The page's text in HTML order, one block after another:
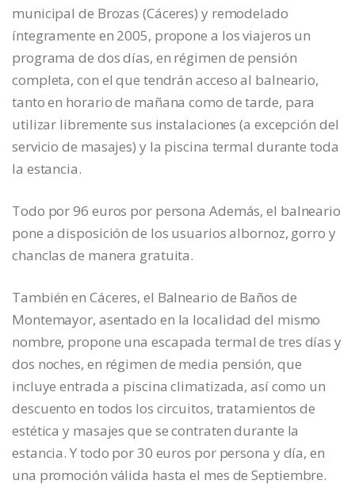
municipal de Brozas (Cáceres) y remodelado
íntegramente en 2005, propone a los viajeros un
programa de dos días, en régimen de pensión
completa, con el que tendrán acceso al balneario,
tanto en horario de mañana como de tarde, para
utilizar libremente sus instalaciones (a excepción del
servicio de masajes) y la piscina termal durante toda
la estancia.
Todo por 96 euros por persona Además, el balneario
pone a disposición de los usuarios albornoz, gorro y
chanclas de manera gratuita.
También en Cáceres, el Balneario de Baños de
Montemayor, asentado en la localidad del mismo
nombre, propone una escapada termal de tres días y
dos noches, en régimen de media pensión, que
incluye entrada a piscina climatizada, así como un
descuento en todos los circuitos, tratamientos de
estética y masajes que se contraten durante la
estancia. Y todo por 30 euros por persona y día, en
una promoción válida hasta el mes de Septiembre.